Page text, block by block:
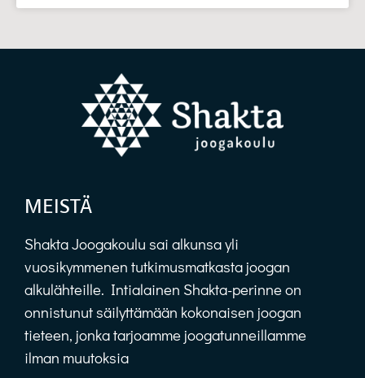
MEISTÄ
Shakta Joogakoulu sai alkunsa yli
vuosikymmenen tutkimusmatkasta joogan
alkulähteille. Intialainen Shakta-perinne on
onnistunut säilyttämään kokonaisen joogan
tieteen, jonka tarjoamme joogatunneillamme
ilman muutoksia